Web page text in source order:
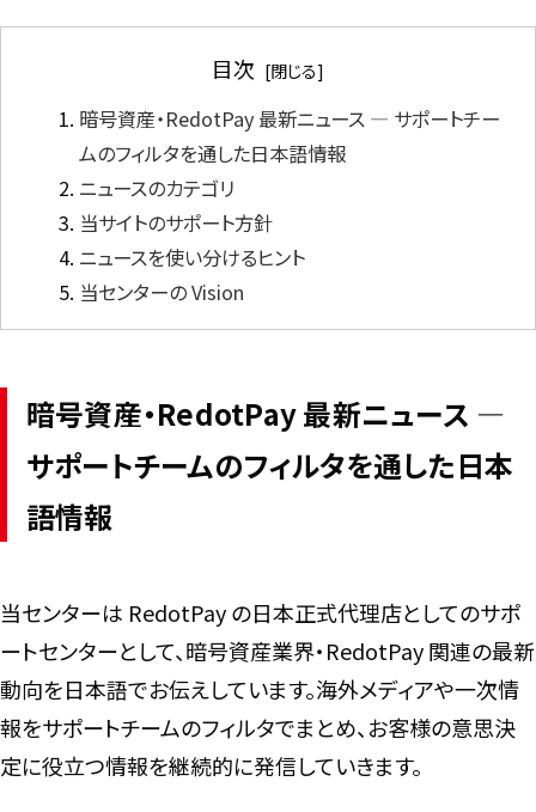
目次
暗号資産・RedotPay 最新ニュース ― サポートチー
ムのフィルタを通した日本語情報
ニュースのカテゴリ
当サイトのサポート方針
ニュースを使い分けるヒント
当センターの Vision
暗号資産・RedotPay 最新ニュース ―
サポートチームのフィルタを通した日本
語情報
当センターは RedotPay の日本正式代理店としてのサポ
ートセンターとして、暗号資産業界・RedotPay 関連の最新
動向を日本語でお伝えしています。海外メディアや一次情
報をサポートチームのフィルタでまとめ、お客様の意思決
定に役立つ情報を継続的に発信していきます。